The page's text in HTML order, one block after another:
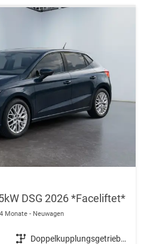
DSG 2026 *Faceliftet*
Monate Neuwagen
Getriebe
Doppelkupplungsgetriebe (DSG)